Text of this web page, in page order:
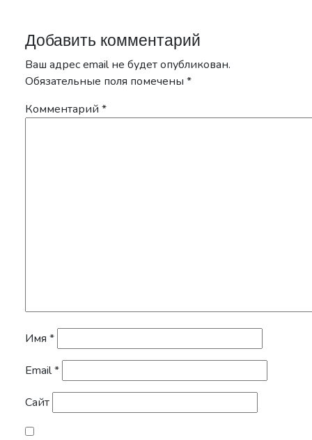
Добавить комментарий
Ваш адрес email не будет опубликован.
Обязательные поля помечены *
Комментарий *
Имя *
Email*
Сайт